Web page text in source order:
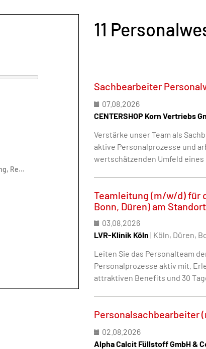
Personalmarketing, -beschaffung, Rekrutierung (3)
11
Sachbearbeiter
07.08.2026
CENTERSHOP Korn Vertriebs
Verstärke unser Team als
aktive Personalprozesse und
wertschätzenden Umfeld
Teamleitung (m/w/d) für
Bonn, Düren) am
03.08.2026
LVR-Klinik Köln | Köln, Düren,
Leiten Sie das Personalteam
Personalprozesse aktiv mit.
attraktiven Benefits und 30
Personalsachbearbeiter
02.08.2026
Alpha Calcit Füllstoff GmbH &